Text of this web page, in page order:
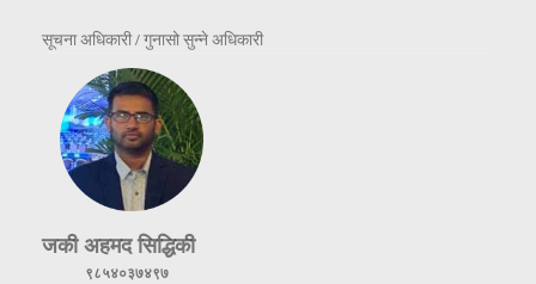
सूचना अधिकारी / गुनासो सुन्ने अधिकारी
जकी अहमद सिद्धिकी
९८५४०३७४९७